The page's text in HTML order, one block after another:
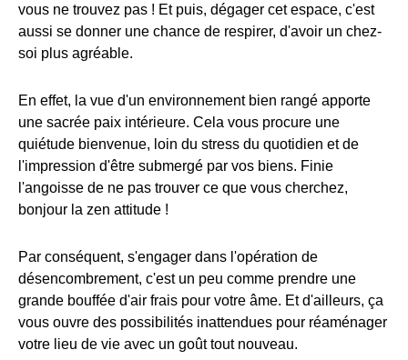
vous ne trouvez pas ! Et puis, dégager cet espace, c'est
aussi se donner une chance de respirer, d'avoir un chez-
soi plus agréable.
En effet, la vue d'un environnement bien rangé apporte
une sacrée paix intérieure. Cela vous procure une
quiétude bienvenue, loin du stress du quotidien et de
l'impression d'être submergé par vos biens. Finie
l'angoisse de ne pas trouver ce que vous cherchez,
bonjour la zen attitude !
Par conséquent, s'engager dans l'opération de
désencombrement, c'est un peu comme prendre une
grande bouffée d'air frais pour votre âme. Et d'ailleurs, ça
vous ouvre des possibilités inattendues pour réaménager
votre lieu de vie avec un goût tout nouveau.